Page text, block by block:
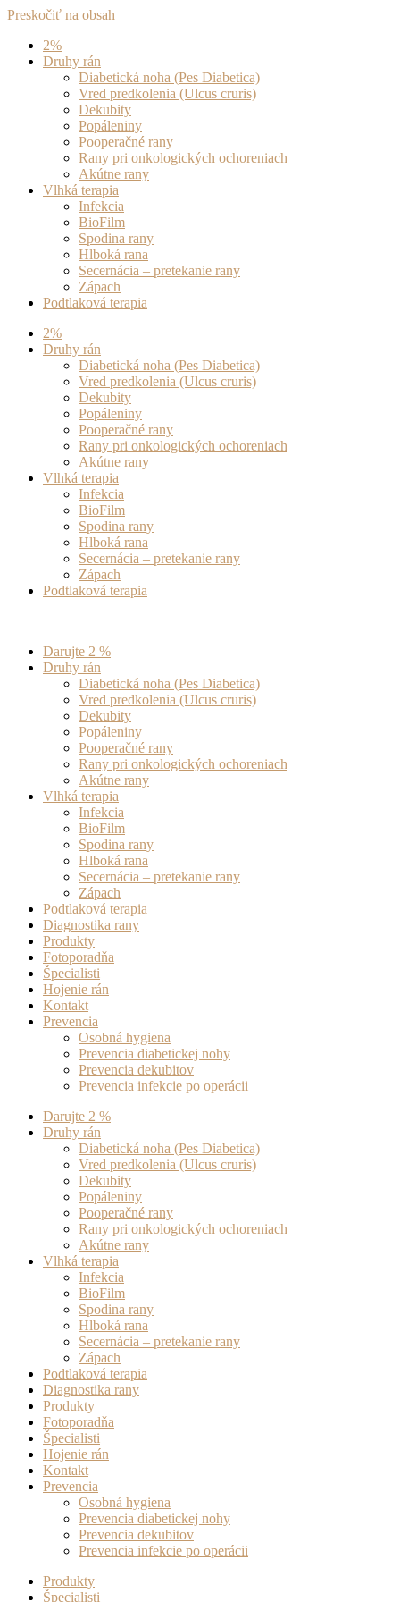
Preskočiť na obsah
2%
Druhy rán
Diabetická noha (Pes Diabetica)
Vred predkolenia (Ulcus cruris)
Dekubity
Popáleniny
Pooperačné rany
Rany pri onkologických ochoreniach
Akútne rany
Vlhká terapia
Infekcia
BioFilm
Spodina rany
Hlboká rana
Secernácia – pretekanie rany
Zápach
Podtlaková terapia
2%
Druhy rán
Diabetická noha (Pes Diabetica)
Vred predkolenia (Ulcus cruris)
Dekubity
Popáleniny
Pooperačné rany
Rany pri onkologických ochoreniach
Akútne rany
Vlhká terapia
Infekcia
BioFilm
Spodina rany
Hlboká rana
Secernácia – pretekanie rany
Zápach
Podtlaková terapia
Darujte 2 %
Druhy rán
Diabetická noha (Pes Diabetica)
Vred predkolenia (Ulcus cruris)
Dekubity
Popáleniny
Pooperačné rany
Rany pri onkologických ochoreniach
Akútne rany
Vlhká terapia
Infekcia
BioFilm
Spodina rany
Hlboká rana
Secernácia – pretekanie rany
Zápach
Podtlaková terapia
Diagnostika rany
Produkty
Fotoporadňa
Špecialisti
Hojenie rán
Kontakt
Prevencia
Osobná hygiena
Prevencia diabetickej nohy
Prevencia dekubitov
Prevencia infekcie po operácii
Darujte 2 %
Druhy rán
Diabetická noha (Pes Diabetica)
Vred predkolenia (Ulcus cruris)
Dekubity
Popáleniny
Pooperačné rany
Rany pri onkologických ochoreniach
Akútne rany
Vlhká terapia
Infekcia
BioFilm
Spodina rany
Hlboká rana
Secernácia – pretekanie rany
Zápach
Podtlaková terapia
Diagnostika rany
Produkty
Fotoporadňa
Špecialisti
Hojenie rán
Kontakt
Prevencia
Osobná hygiena
Prevencia diabetickej nohy
Prevencia dekubitov
Prevencia infekcie po operácii
Produkty
Špecialisti